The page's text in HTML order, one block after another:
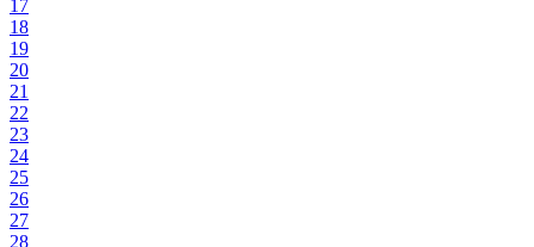
17
18
19
20
21
22
23
24
25
26
27
28